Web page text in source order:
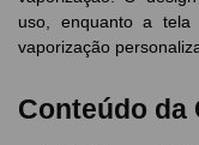
uso, enquanto a tela
vaporização
Conteúdo da